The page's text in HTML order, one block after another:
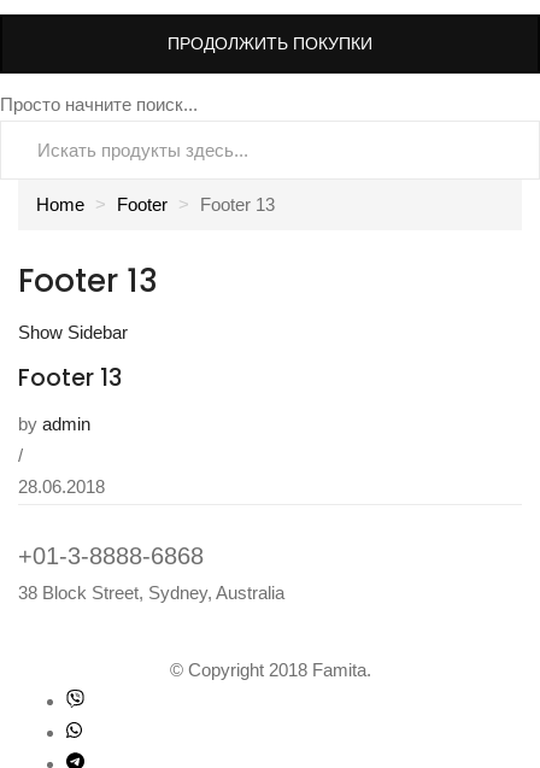
ПРОДОЛЖИТЬ ПОКУПКИ
Просто начните поиск...
Home Footer Footer 13
Footer 13
Show Sidebar
Footer 13
by admin
/
28.06.2018
+01-3-8888-6868
38 Block Street, Sydney, Australia
© Copyright 2018 Famita.